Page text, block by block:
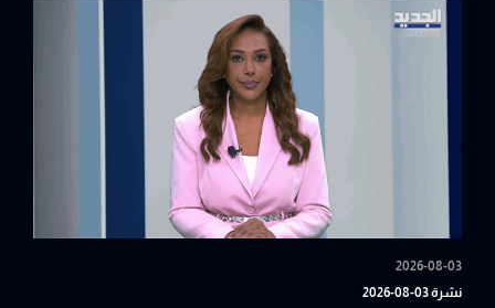
2026-08-03
نشرة 03-08-2026